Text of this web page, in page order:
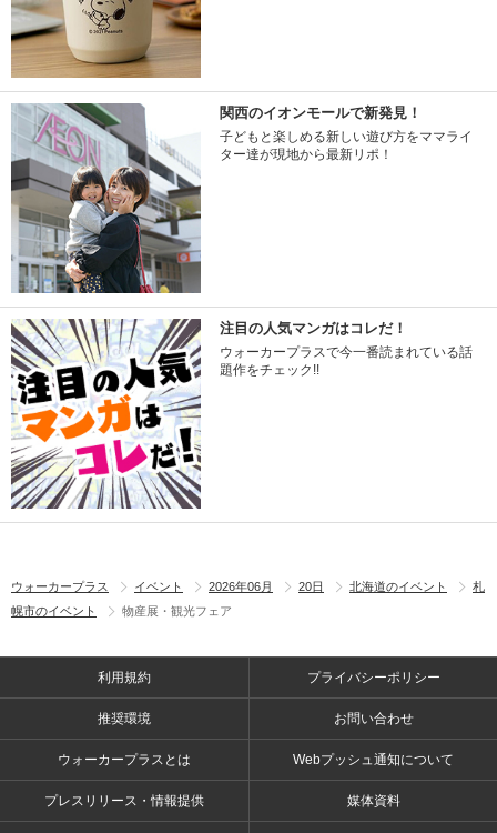
関西のイオンモールで新発見！
子どもと楽しめる新しい遊び方をママライ
ター達が現地から最新リポ！
注目の人気マンガはコレだ！
ウォーカープラスで今一番読まれている話
題作をチェック!!
ウォーカープラス イベント 2026年06月 20日 北海道のイベント
札
幌市のイベント
物産展・観光フェア
利用規約 プライバシーポリシー
推奨環境 お問い合わせ
ウォーカープラスとは Webプッシュ通知について
プレスリリース・情報提供 媒体資料